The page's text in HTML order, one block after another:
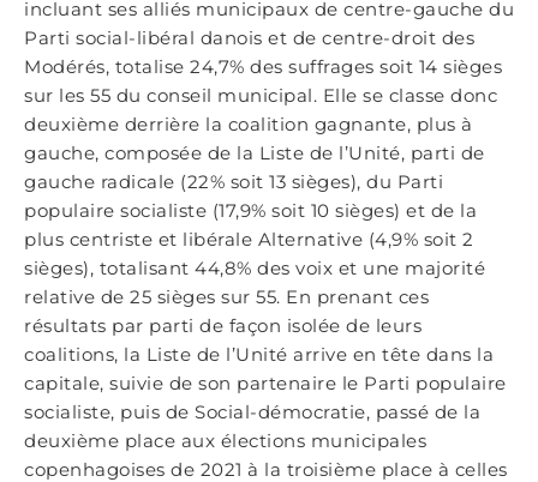
incluant ses alliés municipaux de centre-gauche du
Parti social-libéral danois et de centre-droit des
Modérés, totalise 24,7% des suffrages soit 14 sièges
sur les 55 du conseil municipal. Elle se classe donc
deuxième derrière la coalition gagnante, plus à
gauche, composée de la Liste de l’Unité, parti de
gauche radicale (22% soit 13 sièges), du Parti
populaire socialiste (17,9% soit 10 sièges) et de la
plus centriste et libérale Alternative (4,9% soit 2
sièges), totalisant 44,8% des voix et une majorité
relative de 25 sièges sur 55. En prenant ces
résultats par parti de façon isolée de leurs
coalitions, la Liste de l’Unité arrive en tête dans la
capitale, suivie de son partenaire le Parti populaire
socialiste, puis de Social-démocratie, passé de la
deuxième place aux élections municipales
copenhagoises de 2021 à la troisième place à celles